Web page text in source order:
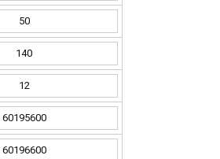
50
140
12
60195600
60196600